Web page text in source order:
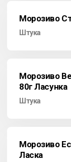
Морозиво
Штука
Морозиво
80г Ласунка
Штука
Морозиво
Ласка